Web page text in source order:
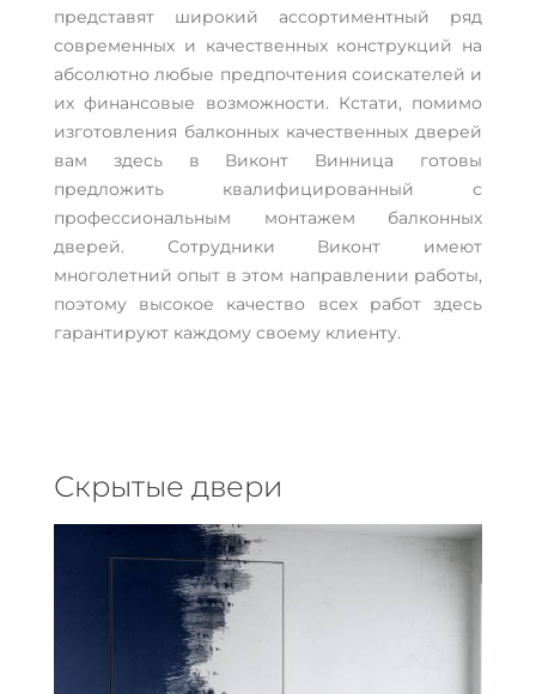
представят широкий ассортиментный ряд
современных и качественных конструкций на
абсолютно любые предпочтения соискателей и
их финансовые возможности. Кстати, помимо
изготовления балконных качественных дверей
вам здесь в Виконт Винница готовы
предложить квалифицированный с
профессиональным монтажем балконных
дверей. Сотрудники Виконт имеют
многолетний опыт в этом направлении работы,
поэтому высокое качество всех работ здесь
гарантируют каждому своему клиенту.
Скрытые двери